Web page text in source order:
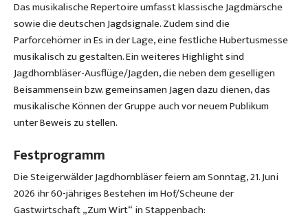
Das musikalische Repertoire umfasst klassische Jagdmärsche
sowie die deutschen Jagdsignale. Zudem sind die
Parforcehörner in Es in der Lage, eine festliche Hubertusmesse
musikalisch zu gestalten. Ein weiteres Highlight sind
Jagdhornbläser-Ausflüge/Jagden, die neben dem geselligen
Beisammensein bzw. gemeinsamen Jagen dazu dienen, das
musikalische Können der Gruppe auch vor neuem Publikum
unter Beweis zu stellen.
Festprogramm
Die Steigerwälder Jagdhornbläser feiern am Sonntag, 21. Juni
2026 ihr 60-jähriges Bestehen im Hof/Scheune der
Gastwirtschaft „Zum Wirt“ in Stappenbach: